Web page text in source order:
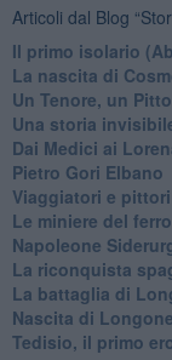
Articoli dal Blog
Il primo isolario
La nascita di
​Un Tenore, un
Una storia
Dai Medici ai
​Pietro Gori Elbano
​Viaggiatori e
Le miniere del
​Napoleone
​La riconquista
​La battaglia di
Nascita di Longone
Tedisio, il primo